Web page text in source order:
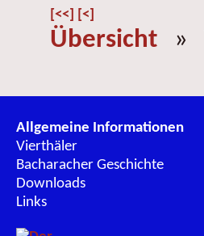
[<<] [<]
Übersicht »
Allgemeine Informationen
Vierthäler
Bacharacher Geschichte
Downloads
Links